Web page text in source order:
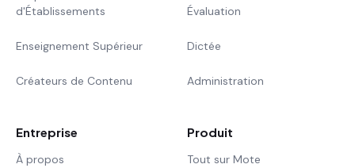
d'Établissements
Enseignement Supérieur
Créateurs de Contenu
Évaluation
Dictée
Administration
Entreprise
À propos
Produit
Tout sur Mote